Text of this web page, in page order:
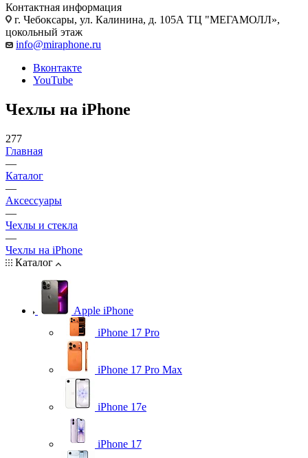
Контактная информация
г. Чебоксары, ул. Калинина, д. 105А ТЦ "МЕГАМОЛЛ»,
цокольный этаж
info@miraphone.ru
Вконтакте
YouTube
Чехлы на iPhone
277
Главная
—
Каталог
—
Аксессуары
—
Чехлы и стекла
—
Чехлы на iPhone
Каталог
Apple iPhone
iPhone 17 Pro
iPhone 17 Pro Max
iPhone 17e
iPhone 17